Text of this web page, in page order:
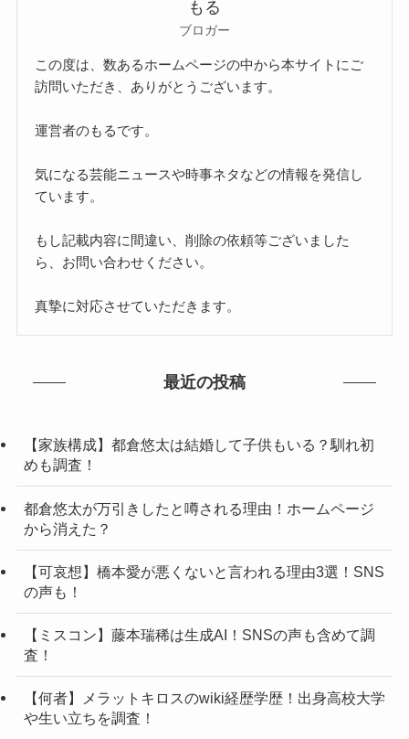
もる
ブロガー
この度は、数あるホームページの中から本サイトにご
訪問いただき、ありがとうございます。
運営者のもるです。
気になる芸能ニュースや時事ネタなどの情報を発信し
ています。
もし記載内容に間違い、削除の依頼等ございました
ら、お問い合わせください。
真摯に対応させていただきます。
最近の投稿
【家族構成】都倉悠太は結婚して子供もいる？馴れ初
めも調査！
都倉悠太が万引きしたと噂される理由！ホームページ
から消えた？
【可哀想】橋本愛が悪くないと言われる理由3選！SNS
の声も！
【ミスコン】藤本瑞稀は生成AI！SNSの声も含めて調
査！
【何者】メラットキロスのwiki経歴学歴！出身高校大学
や生い立ちを調査！